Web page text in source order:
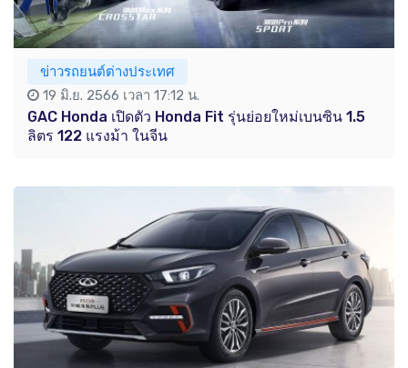
ข่าวรถยนต์ต่างประเทศ
19 มิ.ย. 2566 เวลา 17:12 น.
GAC Honda เปิดตัว Honda Fit รุ่นย่อยใหม่เบนซิน 1.5
ลิตร 122 แรงม้า ในจีน